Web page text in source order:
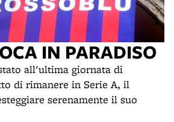
IN PARADISO
all'ultima giornata di
di rimanere in Serie A, il
serenamente il suo